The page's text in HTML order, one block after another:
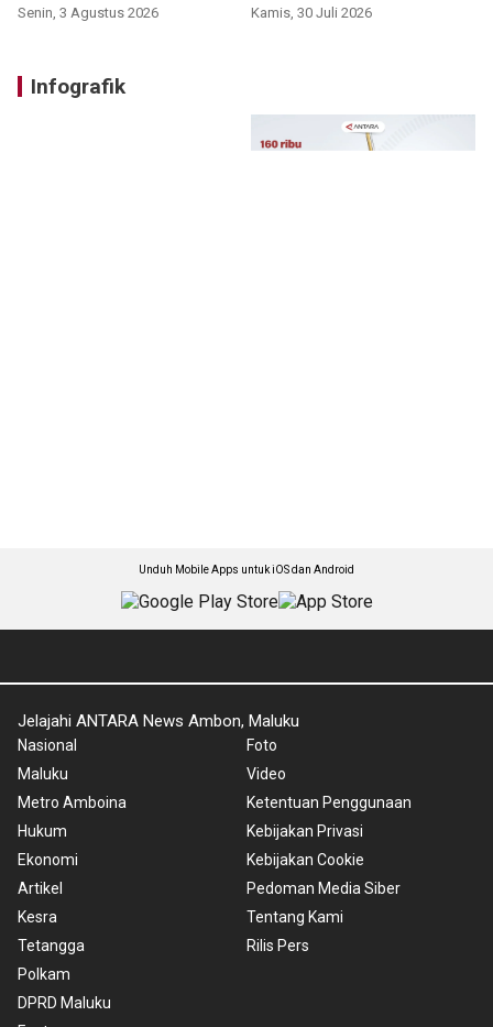
Senin, 3 Agustus 2026 Kamis, 30 Juli 2026
Infografik
Unduh Mobile Apps untuk iOS dan Android
Jelajahi ANTARA News Ambon, Maluku
Nasional
Maluku
Metro Amboina
Hukum
Ekonomi
Artikel
Kesra
Tetangga
Polkam
DPRD Maluku
Foto
Video
Ketentuan Penggunaan
Kebijakan Privasi
Kebijakan Cookie
Pedoman Media Siber
Tentang Kami
Rilis Pers